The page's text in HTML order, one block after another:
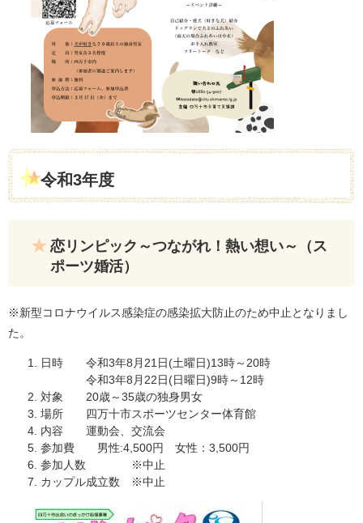
令和3年度
恋リンピック～つながれ！熱い想い～（ス
ポーツ婚活）
※新型コロナウイルス感染症の感染拡大防止のため中止となりまし
た。
日時 令和3年8月21日(土曜日)13時～20時
令和3年8月22日(日曜日)9時～12時
対象 20歳～35歳の独身男女
場所 四万十市スポーツセンター体育館
内容 運動会、交流会
参加費 男性:4,500円 女性：3,500円
参加人数 ※中止
カップル成立数 ※中止